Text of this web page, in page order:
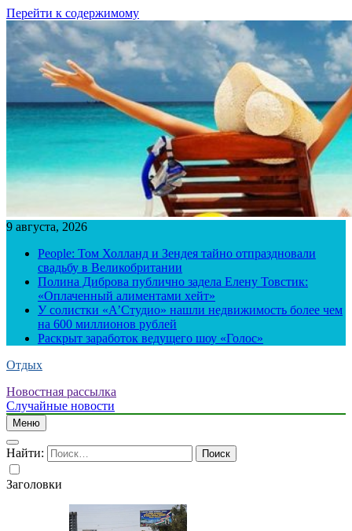
Перейти к содержимому
9 августа, 2026
People: Том Холланд и Зендея тайно отпраздновали
свадьбу в Великобритании
Полина Диброва публично задела Елену Товстик:
«Оплаченный алиментами хейт»
У солистки «А’Студио» нашли недвижимость более чем
на 600 миллионов рублей
Раскрыт заработок ведущего шоу «Голос»
Отдых
Новостная рассылка
Случайные новости
Меню
Найти:
Заголовки